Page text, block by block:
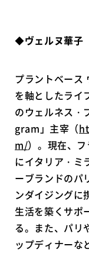
◆ヴェルヌ華子
プラントベース
を軸としたライ
のウェルネス
gram」主宰（
m/）。現在、
にイタリア・ミ
ーブランドのパ
ンダイジングに
生活を築くサポ
る。また、パリ
ップディナーな